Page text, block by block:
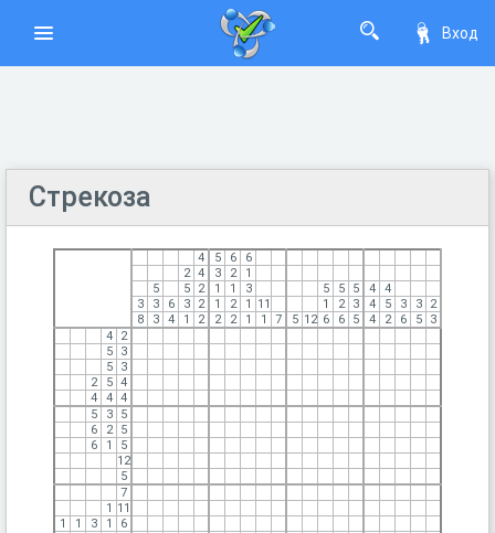
Вход
Стрекоза
4 5 6
6
2 4 3 2
1
5
5 2 1 1 3 5 5 5 4
4
3
3 6 3 2 1 2 1 11 1 2 3 4 5 3 3
2
8
3 4 1 2 2 2 1 1 7 5 12 6 6 5 4 2 6 5
3
4
2
5
3
5
3
2
5 4
4
4 4
5
3
5
6
2
5
6
1
5
12
5
7
1 11
1
1 3 1
6